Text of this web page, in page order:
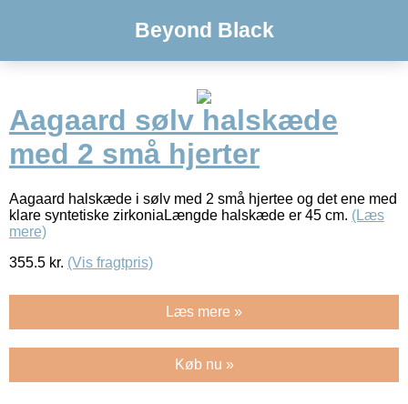
Beyond Black
Aagaard sølv halskæde
med 2 små hjerter
Aagaard halskæde i sølv med 2 små hjertee og det ene med
klare syntetiske zirkoniaLængde halskæde er 45 cm. (Læs
mere)
355.5 kr. (Vis fragtpris)
Læs mere »
Køb nu »